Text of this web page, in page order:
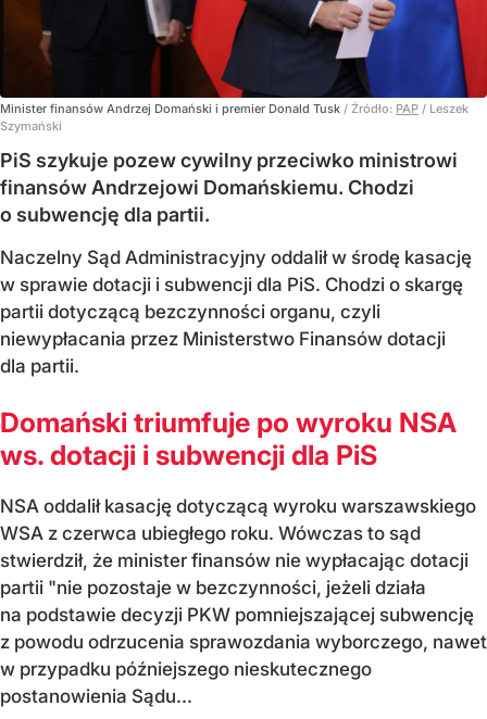
Minister finansów Andrzej Domański i premier Donald Tusk / Źródło: PAP / Leszek
Szymański
PiS szykuje pozew cywilny przeciwko ministrowi
finansów Andrzejowi Domańskiemu. Chodzi
o subwencję dla partii.
Naczelny Sąd Administracyjny oddalił w środę kasację
w sprawie dotacji i subwencji dla PiS. Chodzi o skargę
partii dotyczącą bezczynności organu, czyli
niewypłacania przez Ministerstwo Finansów dotacji
dla partii.
Domański triumfuje po wyroku NSA
ws. dotacji i subwencji dla PiS
NSA oddalił kasację dotyczącą wyroku warszawskiego
WSA z czerwca ubiegłego roku. Wówczas to sąd
stwierdził, że minister finansów nie wypłacając dotacji
partii "nie pozostaje w bezczynności, jeżeli działa
na podstawie decyzji PKW pomniejszającej subwencję
z powodu odrzucenia sprawozdania wyborczego, nawet
w przypadku późniejszego nieskutecznego
postanowienia Sądu...